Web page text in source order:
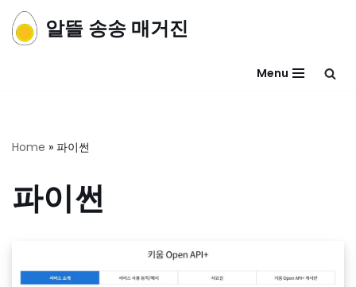
콘
알뜰 송송 매거진
Menu
Home » 파이썬
파이썬